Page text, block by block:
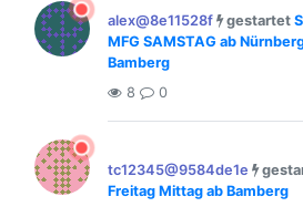
alex@8e11528f gestartet
MFG SAMSTAG ab
Bamberg
8 0
tc12345@9584de1e
Freitag Mittag ab Bamberg